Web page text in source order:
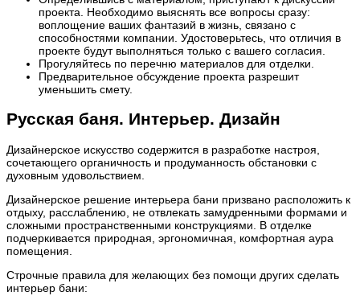
проекта. Необходимо выяснять все вопросы сразу:
воплощение ваших фантазий в жизнь, связано с
способностями компании. Удостоверьтесь, что отличия в
проекте будут выполняться только с вашего согласия.
Прогуляйтесь по перечню материалов для отделки.
Предварительное обсуждение проекта разрешит
уменьшить смету.
Русская баня. Интерьер. Дизайн
Дизайнерское искусство содержится в разработке настроя,
сочетающего органичность и продуманность обстановки с
духовным удовольствием.
Дизайнерское решение интерьера бани призвано расположить к
отдыху, расслаблению, не отвлекать замудренными формами и
сложными пространственными конструкциями. В отделке
подчеркивается природная, эргономичная, комфортная аура
помещения.
Строчные правила для желающих без помощи других сделать
интерьер бани: